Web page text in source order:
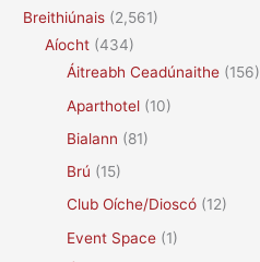
c
Breithiúnais (2,561)
Aíocht (434)
Áitreabh Ceadúnaithe (156)
Aparthotel (10)
Bialann (81)
Brú (15)
Club Oíche/Dioscó (12)
Event Space (1)